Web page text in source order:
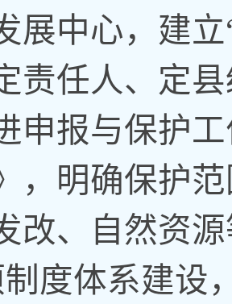
展中心，建
责任人、定
申报与保护
，明确保护
改、自然资
度体系建设